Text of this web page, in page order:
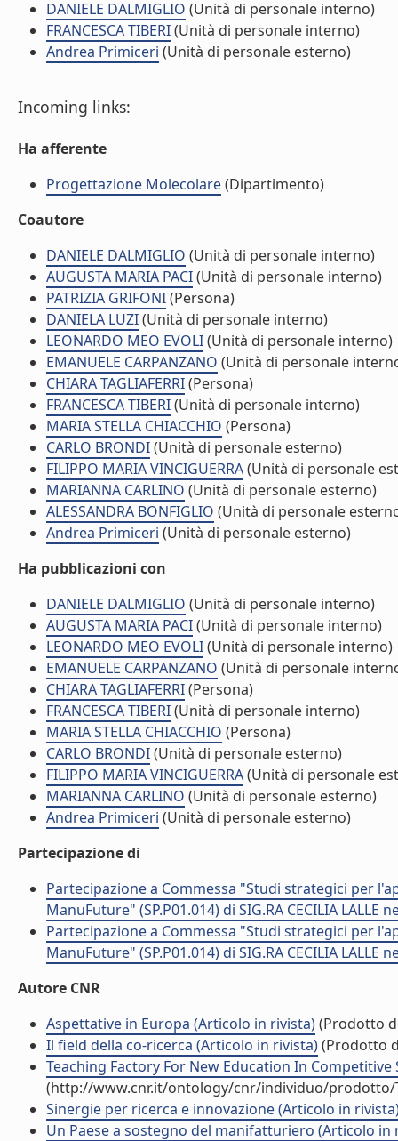
DANIELE DALMIGLIO (Unità di personale interno)
FRANCESCA TIBERI(Unità di personale interno)
Andrea Primiceri (Unità di personale esterno)
Incoming links:
Ha afferente
Progettazione Molecolare(Dipartimento)
Coautore
DANIELE DALMIGLIO (Unità di personale interno)
AUGUSTA MARIA PACI(Unità di personale interno)
PATRIZIA GRIFONI(Persona)
DANIELA LUZI(Unità di personale interno)
LEONARDO MEO EVOLI(Unità di personale interno)
EMANUELE CARPANZANO (Unità di personale
CHIARA TAGLIAFERRI(Persona)
FRANCESCA TIBERI(Unità di personale interno)
MARIA STELLA CHIACCHIO (Persona)
CARLO BRONDI(Unità di personale esterno)
FILIPPO MARIA VINCIGUERRA(Unità di personale
MARIANNA CARLINO (Unità di personale esterno)
ALESSANDRA BONFIGLIO (Unità di personale
Andrea Primiceri (Unità di personale esterno)
Ha pubblicazioni con
DANIELE DALMIGLIO (Unità di personale interno)
AUGUSTA MARIA PACI(Unità di personale interno)
LEONARDO MEO EVOLI(Unità di personale interno)
EMANUELE CARPANZANO (Unità di personale
CHIARA TAGLIAFERRI(Persona)
FRANCESCA TIBERI(Unità di personale interno)
MARIA STELLA CHIACCHIO (Persona)
CARLO BRONDI(Unità di personale esterno)
FILIPPO MARIA VINCIGUERRA(Unità di personale
MARIANNA CARLINO (Unità di personale esterno)
Andrea Primiceri (Unità di personale esterno)
Partecipazione di
Partecipazione a Commessa "Studi strategici per
ManuFuture" (SP.P01.014) di SIG.RA CECILIA LALLE
Partecipazione a Commessa "Studi strategici per
ManuFuture" (SP.P01.014) di SIG.RA CECILIA LALLE
Autore CNR
Aspettative in Europa (Articolo in rivista)(Prodotto
Il field della co-ricerca (Articolo in rivista)(Prodotto
Teaching Factory For New Education In
(http://www.cnr.it/ontology/cnr/individuo/prodotto/
Sinergie per ricerca e innovazione (Articolo in
Un Paese a sostegno del manifatturiero (Articolo in